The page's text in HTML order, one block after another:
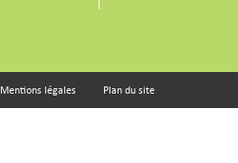
Mentions légales Plan du site